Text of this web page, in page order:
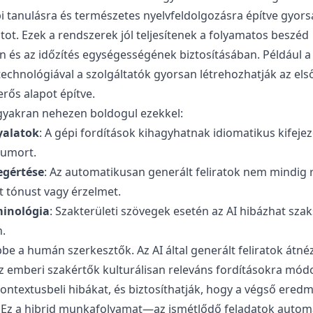
tanulásra és természetes nyelvfeldolgozásra építve
Ezek a rendszerek jól teljesítenek a folyamatos beszéd
és az időzítés egységességének biztosításában. Például a
a szolgáltatók gyorsan létrehozhatják az
alapot építve.
nehezen boldogul ezekkel:
: A gépi fordítások kihagyhatnak idiomatikus
: Az automatikusan generált feliratok nem mindig
tónust vagy érzelmet.
: Szakterületi szövegek esetén az AI hibázhat
a humán szerkesztők. Az AI által generált feliratok
emberi szakértők kulturálisan releváns fordításokra
hibákat, és biztosíthatják, hogy a végső
a hibrid munkafolyamat—az ismétlődő feladatok